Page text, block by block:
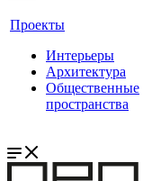
Проекты
Интерьеры
Архитектура
Общественные
пространства